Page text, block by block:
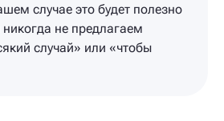
случае это будет полезно
не предлагаем
случай» или «чтобы